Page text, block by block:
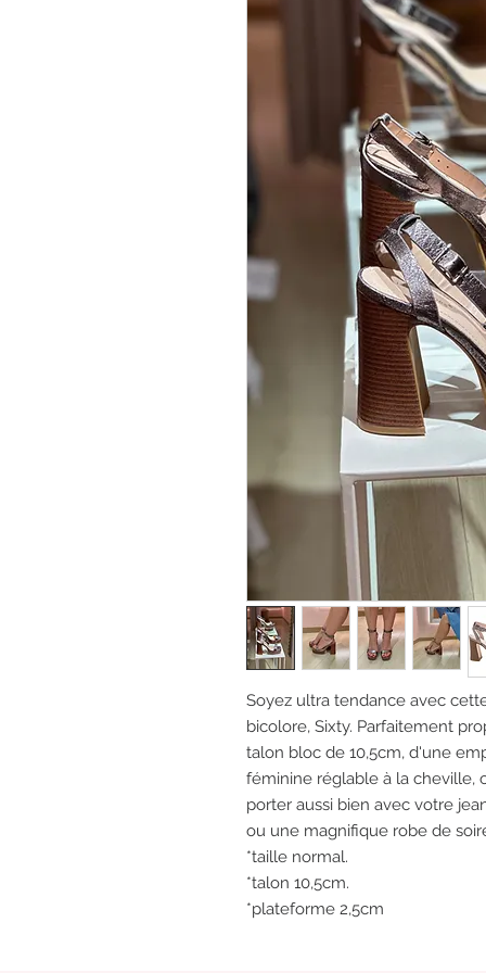
Soyez ultra tendance avec
bicolore, Sixty. Parfaitement
talon bloc de 10,5cm, d'une
féminine réglable à la cheville,
porter aussi bien avec votre
ou une magnifique robe de
*taille normal.
*talon 10,5cm.
*plateforme 2,5cm